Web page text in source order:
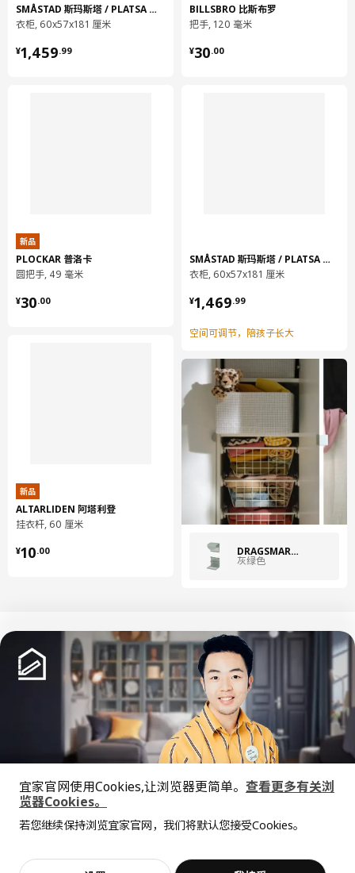
SMÅSTAD 斯玛斯塔 / PLATSA 普拉萨
衣柜, 60x57x181 厘米
¥1,459.99
¥ 1459.99
新品
PLOCKAR 普洛卡
圆把手, 49 毫米
¥30.00
¥ 30.00
新品
ALTARLIDEN 阿塔利登
挂衣杆, 60 厘米
¥10.00
¥ 10.00
BILLSBRO 比斯布罗
把手, 120 毫米
¥30.00
¥ 30.00
SMÅSTAD 斯玛斯塔 / PLATSA 普拉萨
衣柜, 60x57x181 厘米
¥1,469.99
¥ 1469.99
空间可调节，陪孩子长大
DRAGSMARK 佳格斯玛
灰绿色
抱歉，该商品在所选地区暂时缺货。
中文 English
© Inter IKEA Systems B.V. 1999-2026
上海工商
沪公网安备 31010402001069号
宜家AI购物助手算法 网信算备310104755117001240013号
价格透明，设计专业，现货供应
宜家官网使用Cookies,让浏览器更简单。 查看更多有关浏
览器Cookies。
若您继续保持浏览宜家官网，我们将默认您接受Cookies。